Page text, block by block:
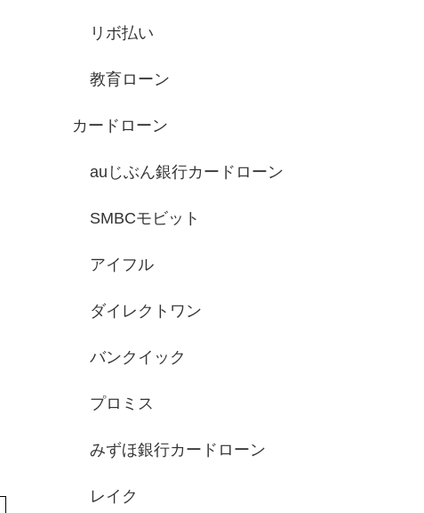
リボ払い
教育ローン
カードローン
auじぶん銀行カードローン
SMBCモビット
アイフル
ダイレクトワン
バンクイック
プロミス
みずほ銀行カードローン
レイク